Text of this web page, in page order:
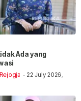
Ada yang
- 22 July 2026,